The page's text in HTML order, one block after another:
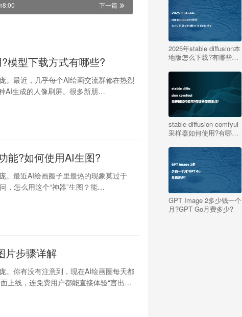
下一篇
模型下载方式有哪些?
。最近，几乎每个AI绘画交流群都在热烈
AI生成的人像刷屏。很多新朋…
能?如何使用AI生图?
。最近AI绘画圈子里最热的现象莫过于
怎么用这个“神器”生图？能…
片步骤详解
。你有没有注意到，现在AI绘画圈每天都
上线，连免费用户都能直接体验“言出…
2025年stable diffusion本
地版怎么下载?有哪些注
stable diffusion comfyui
采样器如何使用?有哪些
GPT Image 2多少钱一个
月?GPT Go月费多少?